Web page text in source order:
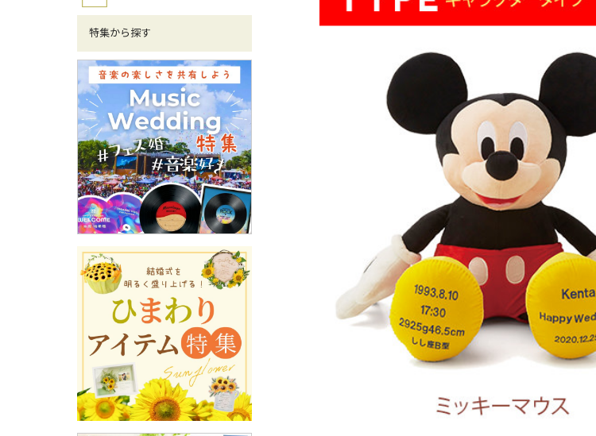
特集から探す